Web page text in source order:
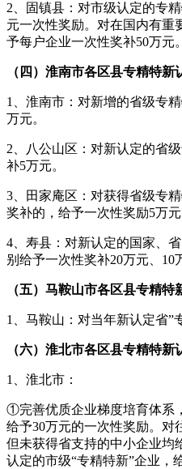
2、固镇县：对市级认定的专
元一次性奖励。对在国内有重
予每户企业一次性奖补50万元。
（四）淮南市各区县专精特新
1、淮南市：对新增的省级专
万元。
2、八公山区：对新认定的省
补5万元。
3、田家庵区：对获得省级专
奖补的，给予一次性奖励5万元
4、寿县：对新认定的国家、
别给予一次性奖补20万元、10
（五）马鞍山市各区县专精
1、马鞍山：对当年新认定省”
（六）淮北市各区县专精特新
1、淮北市：
①完善优质企业梯度培育体系
给予30万元的一次性奖励。对
但未获得省支持的中小企业均
认定的市级“专精特新”企业，